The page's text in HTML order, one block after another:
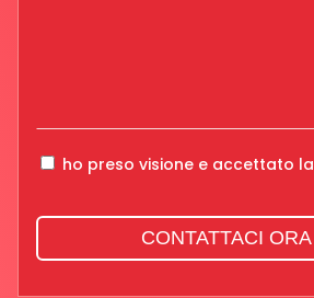
ho preso visione e accettato la
CONTATTACI ORA